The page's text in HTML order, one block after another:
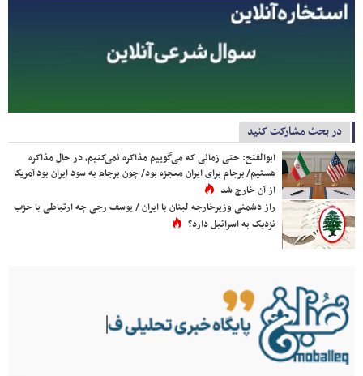
در بحث مشارکت کنید
ابوالفتح: حتی زمانی که می‌گوییم مذاکره نمی‌کنیم، در حال مذاکره
هستیم/ برجام برای ایران معجزه بود/ چون برجام به سود ایران بود آمریکا
از آن خارج شد
راز دشمنی وزیرخارجه لبنان با ایران / یوسف رجی چه ارتباطی با حزب
نزدیک به اسرائیل دارد؟